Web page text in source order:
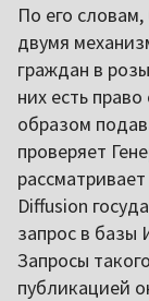
По его
двумя
граждан в
них есть
образом
проверяет
Diffusion
запрос в базы
Запросы
публикацией